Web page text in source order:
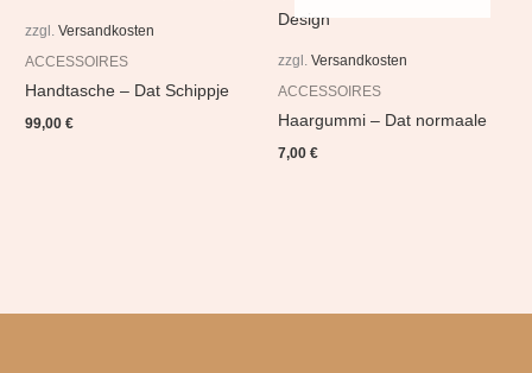
zzgl.Versandkosten
ACCESSOIRES
Handtasche – Dat Schippje
99,00€
zzgl. Versandkosten
ACCESSOIRES
Haargummi – Dat normaale
7,00 €